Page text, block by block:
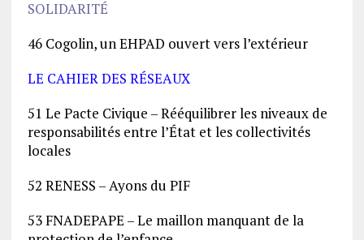
SOLIDARITÉ
46 Cogolin, un EHPAD ouvert vers l’extérieur
LE CAHIER DES RÉSEAUX
51 Le Pacte Civique – Rééquilibrer les niveaux de
responsabilités entre l’État et les collectivités
locales
52 RENESS – Ayons du PIF
53 FNADEPAPE – Le maillon manquant de la